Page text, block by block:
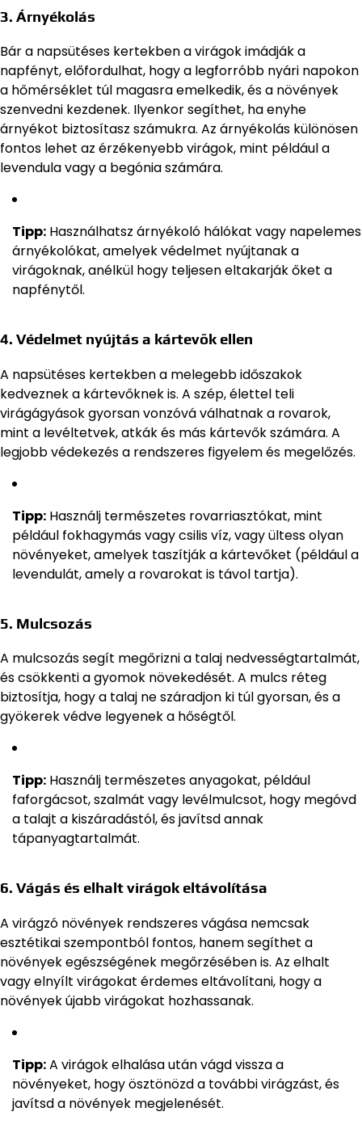
3. Árnyékolás
Bár a napsütéses kertekben a virágok imádják a
napfényt, előfordulhat, hogy a legforróbb nyári napokon
a hőmérséklet túl magasra emelkedik, és a növények
szenvedni kezdenek. Ilyenkor segíthet, ha enyhe
árnyékot biztosítasz számukra. Az árnyékolás különösen
fontos lehet az érzékenyebb virágok, mint például a
levendula vagy a begónia számára.
Tipp: Használhatsz árnyékoló hálókat vagy napelemes
árnyékolókat, amelyek védelmet nyújtanak a
virágoknak, anélkül hogy teljesen eltakarják őket a
napfénytől.
4. Védelmet nyújtás a kártevők ellen
A napsütéses kertekben a melegebb időszakok
kedveznek a kártevőknek is. A szép, élettel teli
virágágyások gyorsan vonzóvá válhatnak a rovarok,
mint a levéltetvek, atkák és más kártevők számára. A
legjobb védekezés a rendszeres figyelem és megelőzés.
Tipp: Használj természetes rovarriasztókat, mint
például fokhagymás vagy csilis víz, vagy ültess olyan
növényeket, amelyek taszítják a kártevőket (például a
levendulát, amely a rovarokat is távol tartja).
5. Mulcsozás
A mulcsozás segít megőrizni a talaj nedvességtartalmát,
és csökkenti a gyomok növekedését. A mulcs réteg
biztosítja, hogy a talaj ne száradjon ki túl gyorsan, és a
gyökerek védve legyenek a hőségtől.
Tipp: Használj természetes anyagokat, például
faforgácsot, szalmát vagy levélmulcsot, hogy megóvd
a talajt a kiszáradástól, és javítsd annak
tápanyagtartalmát.
6. Vágás és elhalt virágok eltávolítása
A virágzó növények rendszeres vágása nemcsak
esztétikai szempontból fontos, hanem segíthet a
növények egészségének megőrzésében is. Az elhalt
vagy elnyílt virágokat érdemes eltávolítani, hogy a
növények újabb virágokat hozhassanak.
Tipp:A virágok elhalása után vágd vissza a
növényeket, hogy ösztönözd a további virágzást, és
javítsd a növények megjelenését.